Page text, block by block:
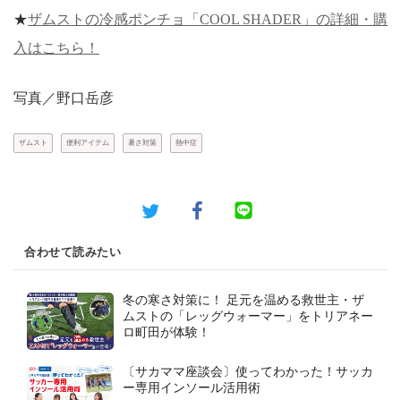
★ザムストの冷感ポンチョ「COOL SHADER」の詳細・購
入はこちら！
写真／野口岳彦
ザムスト 便利アイテム 暑さ対策 熱中症
合わせて読みたい
冬の寒さ対策に！ 足元を温める救世主・ザ
ムストの「レッグウォーマー」をトリアネー
ロ町田が体験！
〔サカママ座談会〕使ってわかった！サッカ
ー専用インソール活用術